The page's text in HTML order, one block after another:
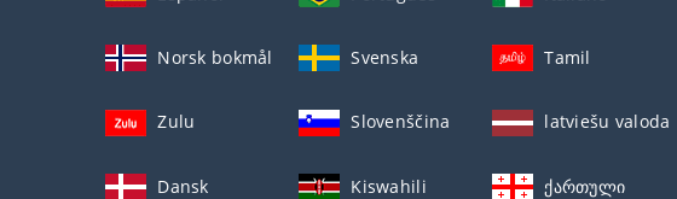
Norsk bokmål Svenska Tamil
Zulu Slovenščina latviešu valoda
Dansk Kiswahili ქართული